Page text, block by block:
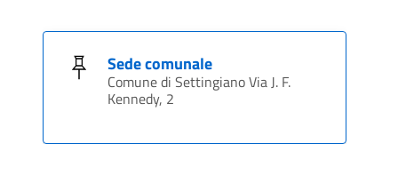
Sede comunale
Comune di Settingiano Via J. F.
Kennedy, 2